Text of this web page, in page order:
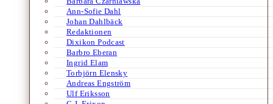
Ann-Sofie Dahl
Johan Dahlbäck
Redaktionen
Dixikon Podcast
Barbro Eberan
Ingrid Elam
Torbjörn Elensky
Andreas Engström
Ulf Eriksson